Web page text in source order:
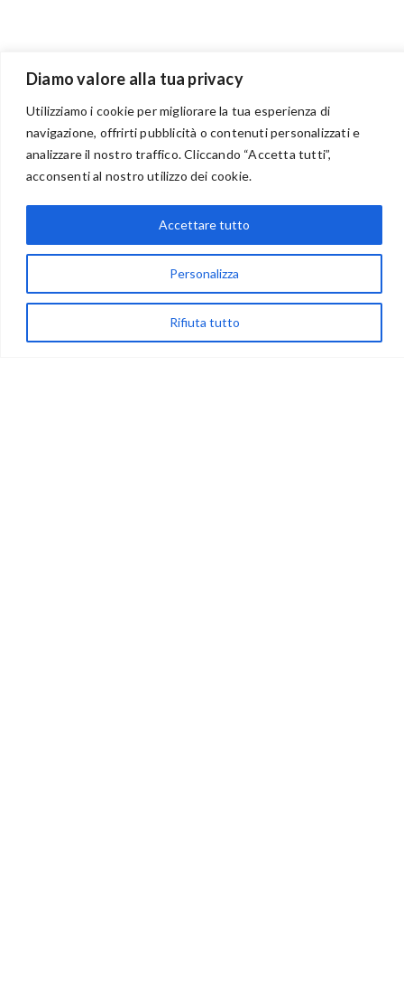
Diamo valore alla tua privacy
Utilizziamo i cookie per migliorare la tua esperienza di
navigazione, offrirti pubblicità o contenuti personalizzati e
analizzare il nostro traffico. Cliccando “Accetta tutti”,
acconsenti al nostro utilizzo dei cookie.
Personalizza
Rifiuta tutto
Accettare tutto
BENVENUTI NEL PORTALE RIVENDITORI
via Acqua delle Noci 12
83024 Monteforte Irpino (AV)
(+39) 081-7777233